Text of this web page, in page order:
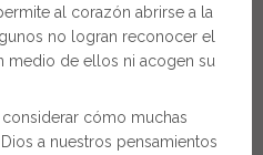
al corazón abrirse a la
no logran reconocer el
medio de ellos ni acogen su
cómo muchas
a nuestros pensamientos